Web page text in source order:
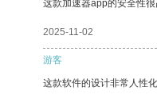
这款加速器app的安全性
2025-11-02
游客
这款软件的设计非常人性